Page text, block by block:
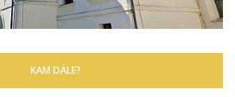
KAM DÁLE?